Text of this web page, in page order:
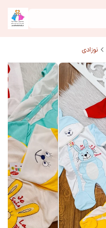
نوزادی